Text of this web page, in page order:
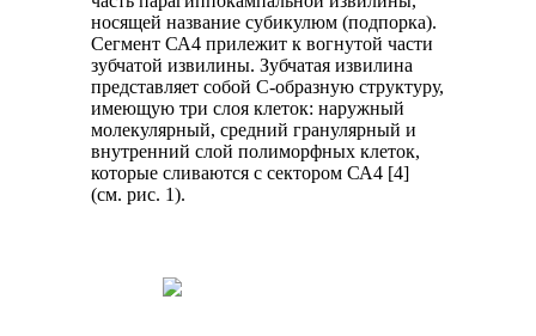
носящей название субикулюм (подпорка).
Сегмент СА4 прилежит к вогнутой части
зубчатой извилины. Зубчатая извилина
представляет собой С-образную структуру,
имеющую три слоя клеток: наружный
молекулярный, средний гранулярный и
внутренний слой полиморфных клеток,
которые сливаются с сектором СА4 [4]
(см. рис. 1).